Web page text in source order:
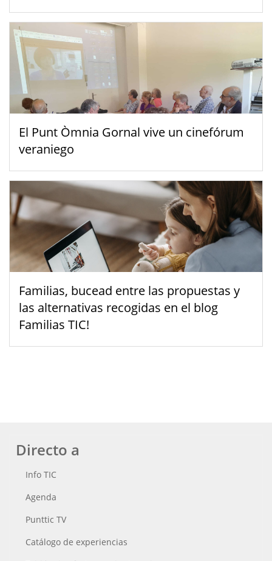
El Punt Òmnia Gornal vive un cinefórum
veraniego
Familias, bucead entre las propuestas y
las alternativas recogidas en el blog
Familias TIC!
Directo a
Info TIC
Agenda
Punttic TV
Catálogo de experiencias